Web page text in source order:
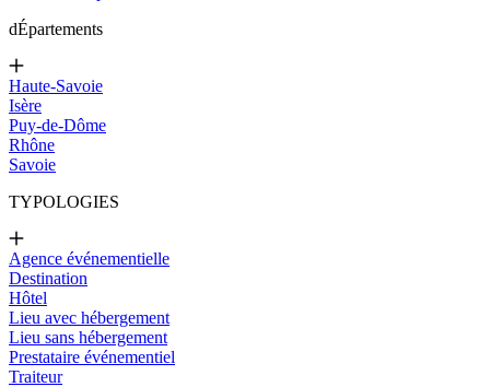
dÉpartements
Haute-Savoie
Isère
Puy-de-Dôme
Rhône
Savoie
TYPOLOGIES
Agence événementielle
Destination
Hôtel
Lieu avec hébergement
Lieu sans hébergement
Prestataire événementiel
Traiteur